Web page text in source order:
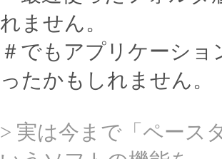
れません。
＃でもアプリケーシ
ったかもしれません。
> 実は今まで「ペース